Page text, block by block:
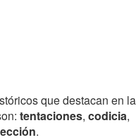
que destacan en
tentaciones, codicia,
.